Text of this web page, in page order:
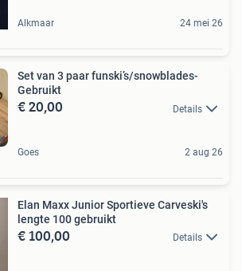
Alkmaar 24 mei 26
Set van 3 paar funski’s/snowblades-
Gebruikt
€ 20,00 Details
Goes 2 aug 26
Elan Maxx Junior Sportieve Carveski's
lengte 100 gebruikt
€ 100,00 Details